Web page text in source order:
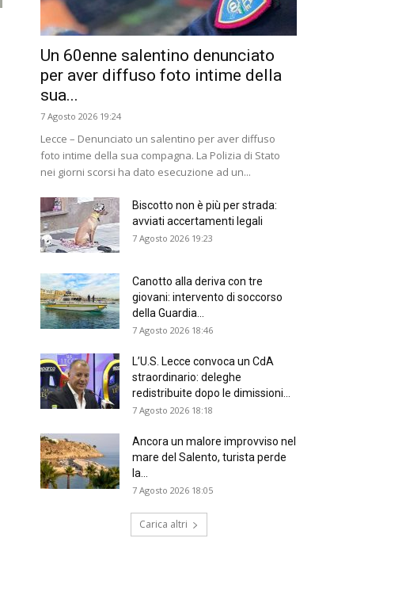
Un 60enne salentino denunciato
per aver diffuso foto intime della
sua...
7 Agosto 2026 19:24
Lecce – Denunciato un salentino per aver diffuso
foto intime della sua compagna. La Polizia di Stato
nei giorni scorsi ha dato esecuzione ad un...
Biscotto non è più per strada:
avviati accertamenti legali
7 Agosto 2026 19:23
Canotto alla deriva con tre
giovani: intervento di soccorso
della Guardia...
7 Agosto 2026 18:46
L’U.S. Lecce convoca un CdA
straordinario: deleghe
redistribuite dopo le dimissioni...
7 Agosto 2026 18:18
Ancora un malore improvviso nel
mare del Salento, turista perde
la...
7 Agosto 2026 18:05
Carica altri